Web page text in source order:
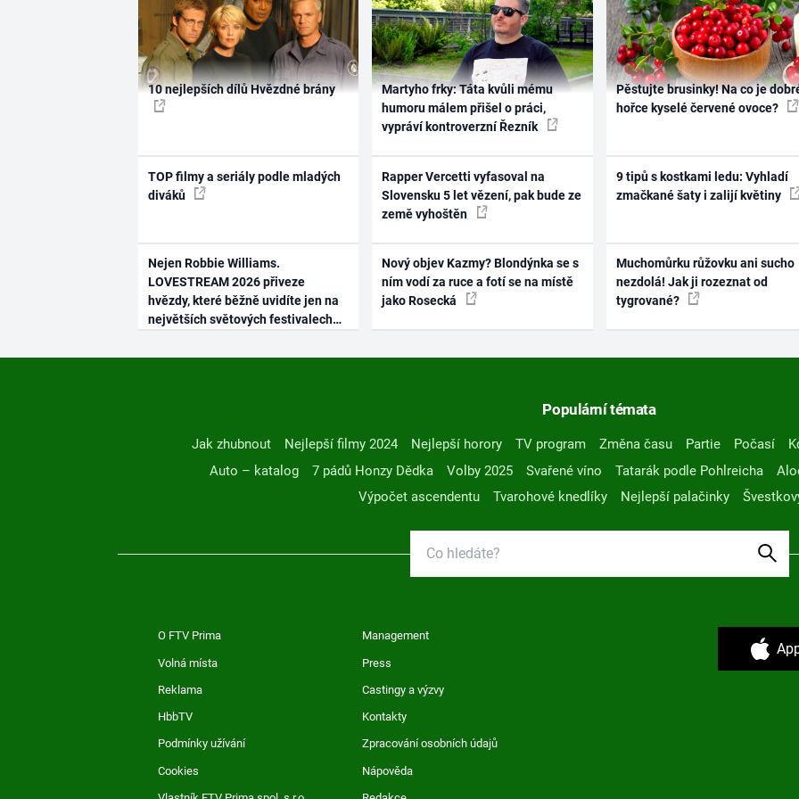
10 nejlepších dílů Hvězdné brány
TOP filmy a seriály podle mladých
diváků
Nejen Robbie Williams.
LOVESTREAM 2026 přiveze
hvězdy, které běžně uvidíte jen na
největších světových festivalech
Martyho frky: Táta kvůli mému
humoru málem přišel o práci,
vypráví kontroverzní Řezník
Rapper Vercetti vyfasoval na
Slovensku 5 let vězení, pak bude ze
země vyhoštěn
Nový objev Kazmy? Blondýnka se s
ním vodí za ruce a fotí se na místě
jako Rosecká
Pěstujte brusinky! Na co je
hořce kyselé červené ovoce?
9 tipů s kostkami ledu: Vyhladí
zmačkané šaty i zalijí květiny
Muchomůrku růžovku ani sucho
nezdolá! Jak ji rozeznat od
tygrované?
Populární témata
Jak zhubnout Nejlepší filmy 2024 Nejlepší horory TV program Změna času Partie Počasí
Auto – katalog
7 pádů Honzy Dědka Volby 2025 Svařené víno Tatarák podle Pohlreicha
Výpočet ascendentu
Tvarohové knedlíky Nejlepší palačinky
O FTV Prima Management
Volná místa Press
Reklama Castingy a výzvy
HbbTV Kontakty
Podmínky užívání Zpracování osobních údajů
Cookies Nápověda